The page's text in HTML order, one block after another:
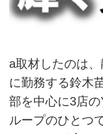
a取材したのは
に勤務する鈴木
部を中心に3店
ループのひとつ